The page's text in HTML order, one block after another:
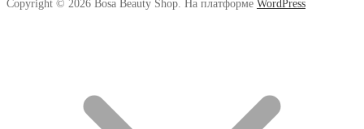
Copyright © 2026 Bosa Beauty Shop. На платформе WordPress